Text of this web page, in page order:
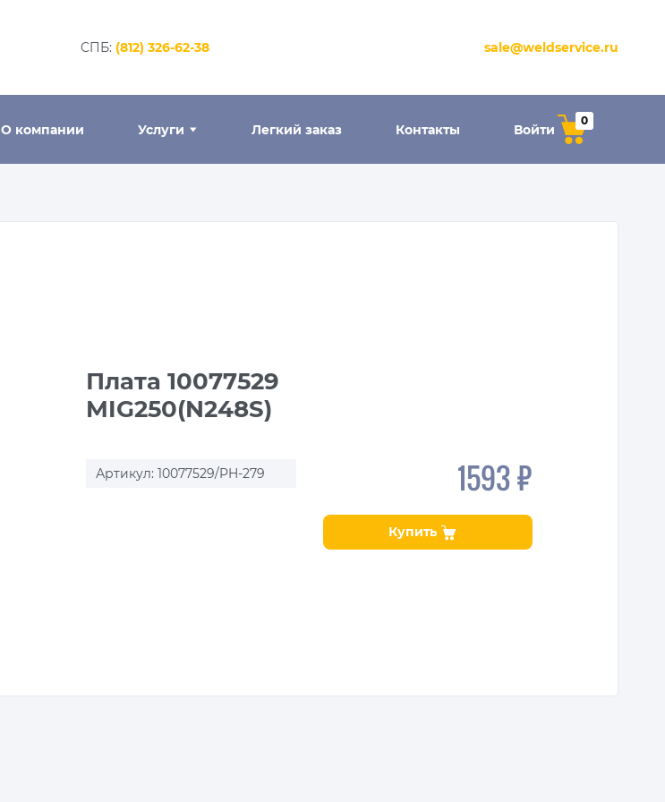
CПБ: (812) 326-62-38 sale@weldservice.ru
О компании Услуги Легкий заказ Контакты Войти
0
Плата 10077529
MIG250(N248S)
Артикул: 10077529/PH-279 1593 ₽
Купить